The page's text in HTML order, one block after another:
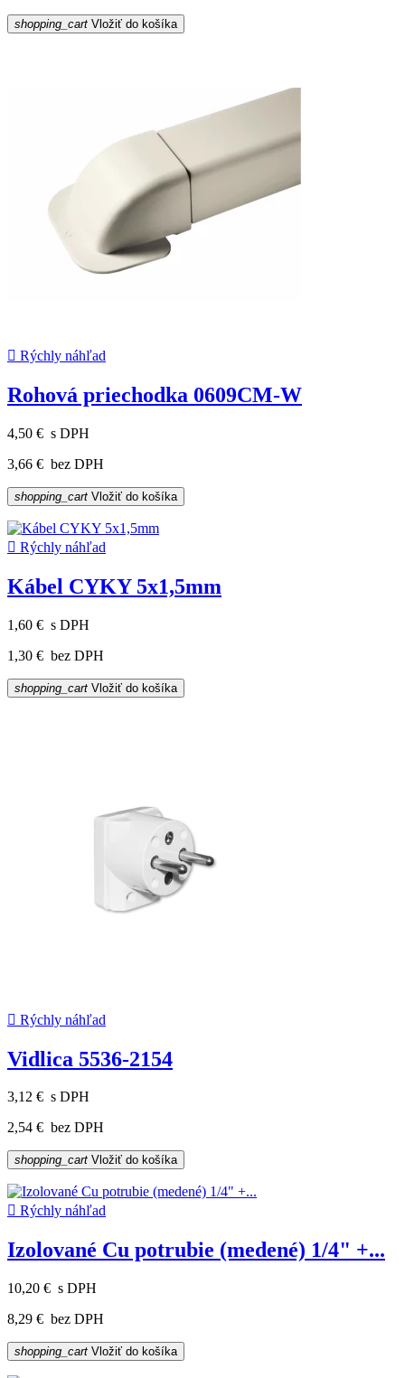
shopping_cart Vložiť do košíka
 Rýchly náhľad
Rohová priechodka 0609CM-W
4,50 € s DPH
3,66 € bez DPH
shopping_cart Vložiť do košíka
 Rýchly náhľad
Kábel CYKY 5x1,5mm
1,60 € s DPH
1,30 € bez DPH
shopping_cart Vložiť do košíka
 Rýchly náhľad
Vidlica 5536-2154
3,12 € s DPH
2,54 € bez DPH
shopping_cart Vložiť do košíka
 Rýchly náhľad
Izolované Cu potrubie (medené) 1/4" +...
10,20 € s DPH
8,29 € bez DPH
shopping_cart Vložiť do košíka